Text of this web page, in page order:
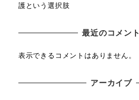
護という選択肢
最近のコメント
表示できるコメントはありません。
アーカイブ